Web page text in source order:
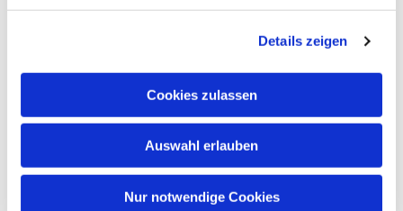
Details zeigen
Cookies zulassen
Auswahl erlauben
Nur notwendige Cookies